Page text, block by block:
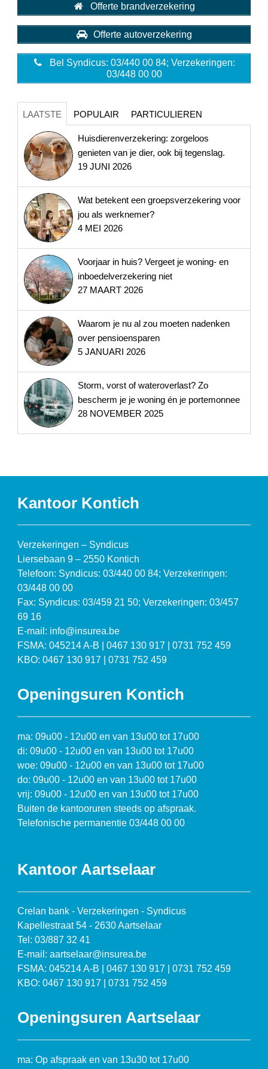
Offerte brandverzekering
Offerte autoverzekering
Bel Syndicus: 03/440 00 84; Verzekeringen:
03/448 00 00
LAATSTE POPULAIR PARTICULIEREN
Huisdierenverzekering: zorgeloos
genieten van je dier, ook bij tegenslag.
19 JUNI 2026
Wat betekent een groepsverzekering voor
jou als werknemer?
4 MEI 2026
Voorjaar in huis? Vergeet je woning- en
inboedelverzekering niet
27 MAART 2026
Waarom je nu al zou moeten nadenken
over pensioensparen
5 JANUARI 2026
Storm, vorst of wateroverlast? Zo
bescherm je je woning én je portemonnee
28 NOVEMBER 2025
Kantoor Kontich
Verzekeringen – Syndicus
Liersebaan 9 – 2550 Kontich
Telefoon: Syndicus: 03/440 00 84; Verzekeringen:
03/448 00 00
Fax: Syndicus: 03/459 21 50; Verzekeringen: 03/457
69 16
E-mail: info@insurea.be
FSMA: 045214 A-B | 0467 130 917 | 0731 752 459
KBO: 0467 130 917 | 0731 752 459
Openingsuren Kontich
ma: 09u00 - 12u00 en van 13u00 tot 17u00
di: 09u00 - 12u00 en van 13u00 tot 17u00
woe: 09u00 - 12u00 en van 13u00 tot 17u00
do: 09u00 - 12u00 en van 13u00 tot 17u00
vrij: 09u00 - 12u00 en van 13u00 tot 17u00
Buiten de kantooruren steeds op afspraak.
Telefonische permanentie 03/448 00 00
Kantoor Aartselaar
Crelan bank - Verzekeringen - Syndicus
Kapellestraat 54 - 2630 Aartselaar
Tel: 03/887 32 41
E-mail: aartselaar@insurea.be
FSMA: 045214 A-B | 0467 130 917 | 0731 752 459
KBO: 0467 130 917 | 0731 752 459
Openingsuren Aartselaar
ma: Op afspraak en van 13u30 tot 17u00